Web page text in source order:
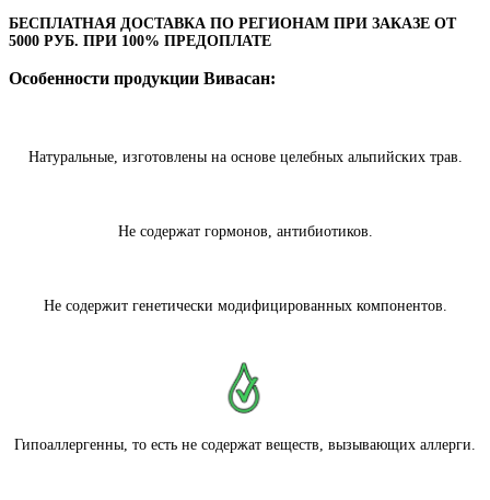
БЕСПЛАТНАЯ ДОСТАВКА ПО РЕГИОНАМ ПРИ ЗАКАЗЕ ОТ
5000 РУБ. ПРИ 100% ПРЕДОПЛАТЕ
Особенности продукции Вивасан:
Натуральные, изготовлены на основе целебных альпийских трав.
Не содержат гормонов, антибиотиков.
Не содержит генетически модифицированных компонентов.
Гипоаллергенны, то есть не содержат веществ, вызывающих аллерги.